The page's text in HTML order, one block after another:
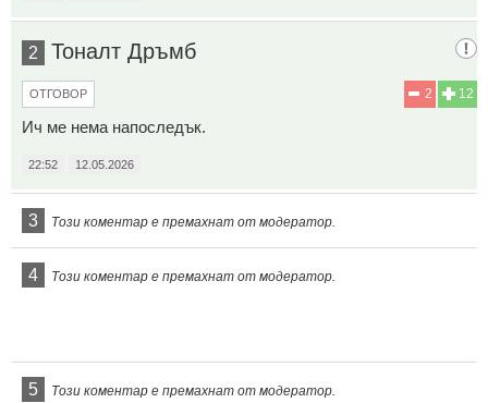
2 Тоналт Дръмб
12
2
ОТГОВОР
Ич ме нема напоследък.
22:52 12.05.2026
3 Този коментар е премахнат от модератор.
4 Този коментар е премахнат от модератор.
5 Този коментар е премахнат от модератор.